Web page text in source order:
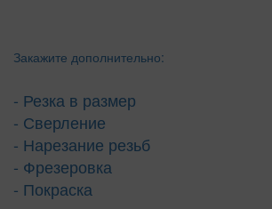
Закажите дополнительно:
- Резка в размер
- Сверление
- Нарезание резьб
- Фрезеровка
- Покраска